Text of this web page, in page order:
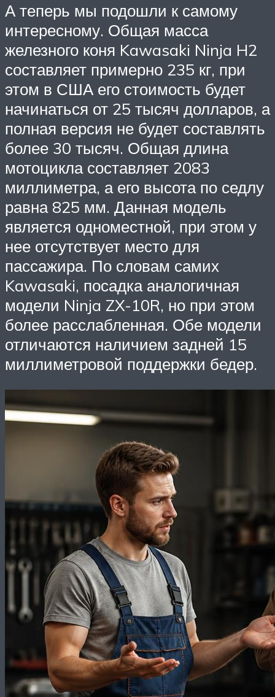
А теперь мы подошли к самому
интересному. Общая масса
железного коня Kawasaki Ninja H2
составляет примерно 235 кг, при
этом в США его стоимость будет
начинаться от 25 тысяч долларов, а
полная версия не будет составлять
более 30 тысяч. Общая длина
мотоцикла составляет 2083
миллиметра, а его высота по седлу
равна 825 мм. Данная модель
является одноместной, при этом у
нее отсутствует место для
пассажира. По словам самих
Kawasaki, посадка аналогичная
модели Ninja ZX-10R, но при этом
более расслабленная. Обе модели
отличаются наличием задней 15
миллиметровой поддержки бедер.